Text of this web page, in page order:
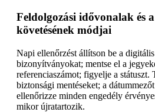
Feldolgozási idővonalak és
követésének módjai
Napi ellenőrzést állítson be a
bizonyítványokat; mentse el a
referenciaszámot; figyelje a státuszt.
biztonsági mentéseket; a
ellenőrizze minden engedély
mikor újratartozik.